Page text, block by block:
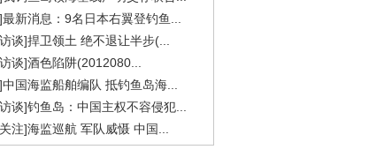
新消息：9名日本右翼登钓鱼...
谈]捍卫领土 绝不退让半步(...
谈]酒色陷阱(2012080...
国海监船舶编队 抵钓鱼岛海...
谈]钓鱼岛：中国主权不容侵犯...
注]海监巡航 军队威慑 中国...